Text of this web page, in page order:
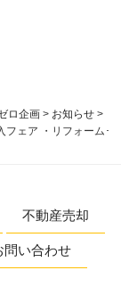
ロ企画 > お知らせ >
フェア ・リフォーム･
不動産売却
問い合わせ